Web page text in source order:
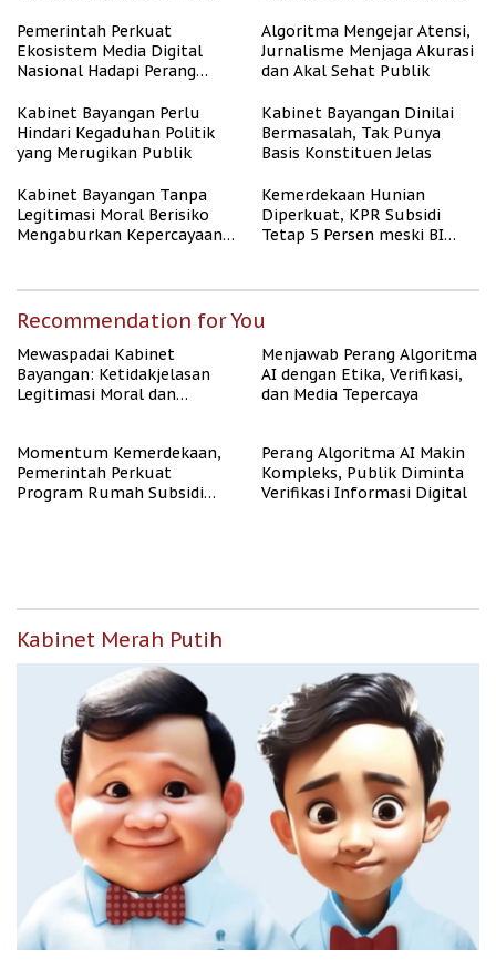
Berpenghasilan Rendah
Pemerintah Perkuat
Ekosistem Media Digital
Nasional Hadapi Perang
Algoritma Mengejar Atensi,
Jurnalisme Menjaga Akurasi
dan Akal Sehat Publik
Kabinet Bayangan Perlu
Hindari Kegaduhan Politik
yang Merugikan Publik
Kabinet Bayangan Dinilai
Bermasalah, Tak Punya
Basis Konstituen Jelas
Kabinet Bayangan Tanpa
Legitimasi Moral Berisiko
Mengaburkan Kepercayaan
Kemerdekaan Hunian
Diperkuat, KPR Subsidi
Tetap 5 Persen meski BI
Recommendation for You
Mewaspadai Kabinet
Bayangan: Ketidakjelasan
Legitimasi Moral dan
Menjawab Perang Algoritma
AI dengan Etika, Verifikasi,
dan Media Tepercaya
Momentum Kemerdekaan,
Pemerintah Perkuat
Program Rumah Subsidi
Perang Algoritma AI Makin
Kompleks, Publik Diminta
Verifikasi Informasi Digital
Kabinet Merah Putih